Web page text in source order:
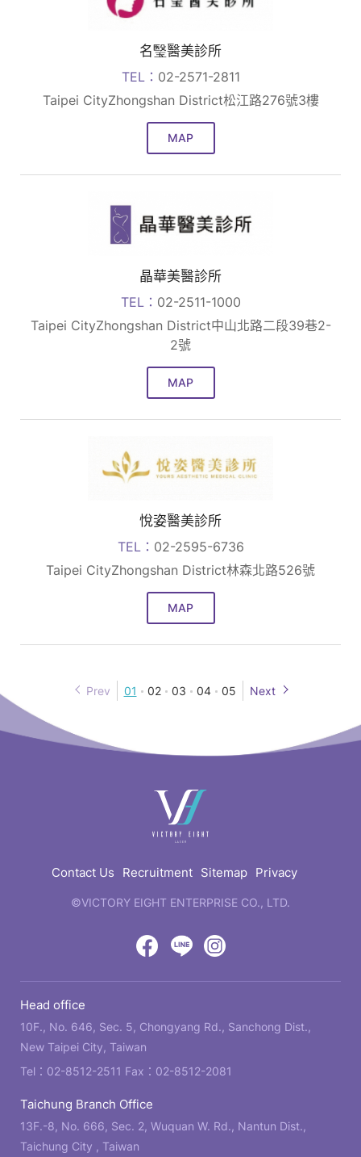
名瑿醫美診所
TEL： 02-2571-2811
Taipei CityZhongshan District松江路276號3樓
MAP
晶華美醫診所
TEL： 02-2511-1000
Taipei CityZhongshan District中山北路二段39巷2-
2號
MAP
悅姿醫美診所
TEL： 02-2595-6736
Taipei CityZhongshan District林森北路526號
MAP
Prev 01 02 03 04 05 Next
Contact Us Recruitment Sitemap Privacy
©VICTORY EIGHT ENTERPRISE CO., LTD.
Location
Head office
10F., No. 646, Sec. 5, Chongyang Rd., Sanchong Dist.,
New Taipei City, Taiwan
Tel： 02-8512-2511 Fax：02-8512-2081
Taichung Branch Office
13F.-8, No. 666, Sec. 2, Wuquan W. Rd., Nantun Dist.,
Taichung City , Taiwan